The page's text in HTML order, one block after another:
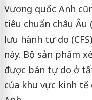
Vương quốc Anh
tiêu chuẩn châu Âu
lưu hành tự do
này. Bộ sản phẩm
được bán tự do ở
của khu vực kinh tế